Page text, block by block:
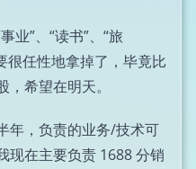
业”、“读书”、“旅
很任性地拿掉了，毕竟比
希望在明天。
年，负责的业务/技术可
现在主要负责 1688 分销